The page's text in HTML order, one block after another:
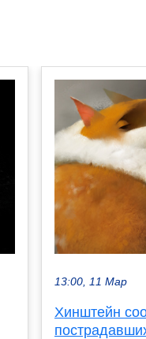
13:00, 11 Мар
Хинштейн